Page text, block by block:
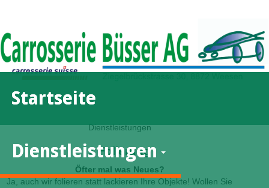
Startseite
Dienstleistungen
Dienstleistungen
» Folierung
Öfter mal was Neues?
Ja, auch wir folieren statt lackieren Ihre Objekte! Wollen Sie